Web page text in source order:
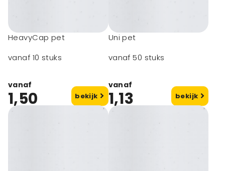
HeavyCap pet
vanaf 10 stuks
vanaf
1,50 bekijk
Uni pet
vanaf 50 stuks
vanaf
1,13 bekijk